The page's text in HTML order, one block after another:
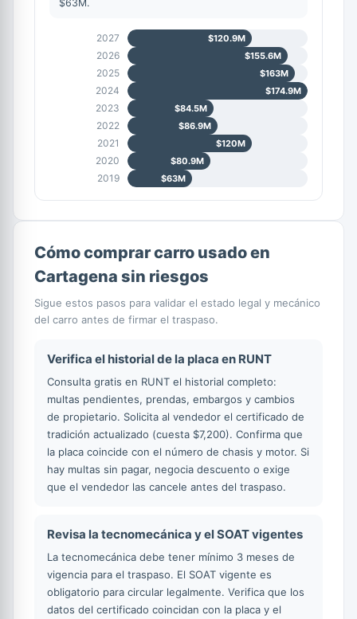
$63M.
2027 $120.9M
2026 $155.6M
2025 $163M
2024 $174.9M
2023 $84.5M
2022 $86.9M
2021 $120M
2020 $80.9M
2019 $63M
Cómo comprar carro usado en
Cartagena sin riesgos
Sigue estos pasos para validar el estado legal y mecánico
del carro antes de firmar el traspaso.
Verifica el historial de la placa en RUNT
Consulta gratis en RUNT el historial completo:
multas pendientes, prendas, embargos y cambios
de propietario. Solicita al vendedor el certificado de
tradición actualizado (cuesta $7,200). Confirma que
la placa coincide con el número de chasis y motor. Si
hay multas sin pagar, negocia descuento o exige
que el vendedor las cancele antes del traspaso.
Revisa la tecnomecánica y el SOAT vigentes
La tecnomecánica debe tener mínimo 3 meses de
vigencia para el traspaso. El SOAT vigente es
obligatorio para circular legalmente. Verifica que los
datos del certificado coincidan con la placa y el